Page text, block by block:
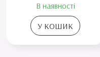
В наявності
У КОШИК